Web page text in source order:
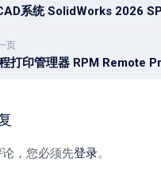
页
，您必须先登录。